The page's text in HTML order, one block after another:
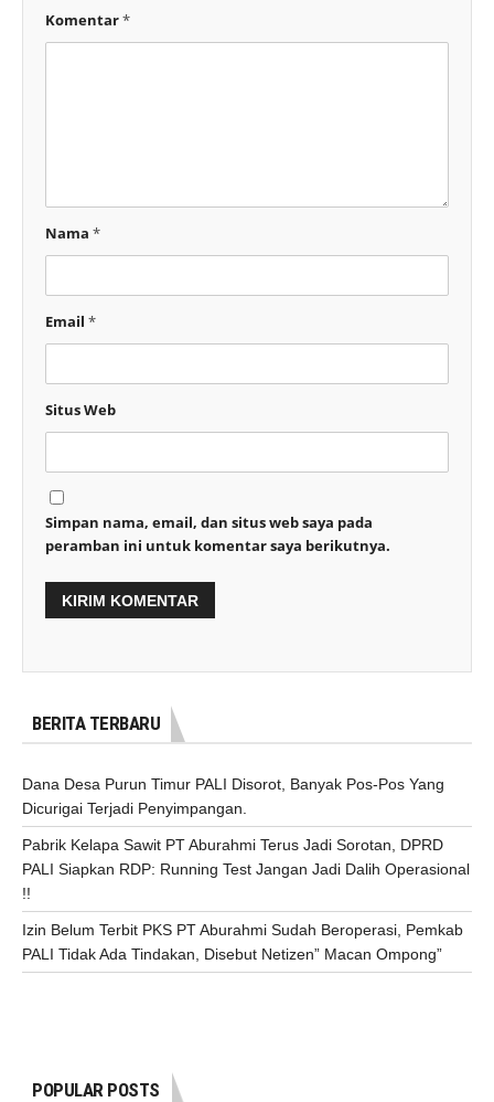
Komentar*
Nama *
Email *
Situs Web
Simpan nama, email, dan situs web saya pada
peramban ini untuk komentar saya berikutnya.
BERITA TERBARU
Dana Desa Purun Timur PALI Disorot, Banyak Pos-Pos Yang
Dicurigai Terjadi Penyimpangan.
Pabrik Kelapa Sawit PT Aburahmi Terus Jadi Sorotan, DPRD
PALI Siapkan RDP: Running Test Jangan Jadi Dalih Operasional
!!
Izin Belum Terbit PKS PT Aburahmi Sudah Beroperasi, Pemkab
PALI Tidak Ada Tindakan, Disebut Netizen” Macan Ompong”
POPULAR POSTS